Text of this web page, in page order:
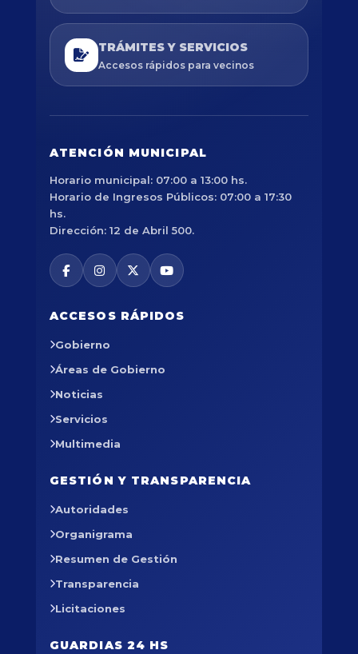
TRÁMITES Y SERVICIOS
Accesos rápidos para vecinos
ATENCIÓN MUNICIPAL
Horario municipal: 07:00 a 13:00 hs.
Horario de Ingresos Públicos: 07:00 a 17:30
hs.
Dirección: 12 de Abril 500.
ACCESOS RÁPIDOS
Gobierno
Áreas de Gobierno
Noticias
Servicios
Multimedia
GESTIÓN Y TRANSPARENCIA
Autoridades
Organigrama
Resumen de Gestión
Transparencia
Licitaciones
GUARDIAS 24 HS